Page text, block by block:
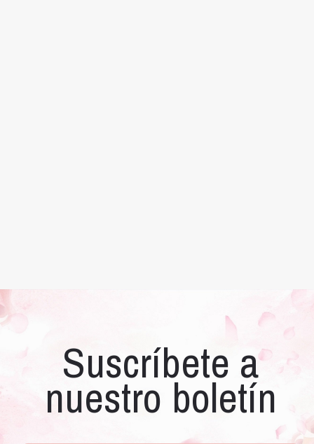
Suscríbete a
nuestro boletín